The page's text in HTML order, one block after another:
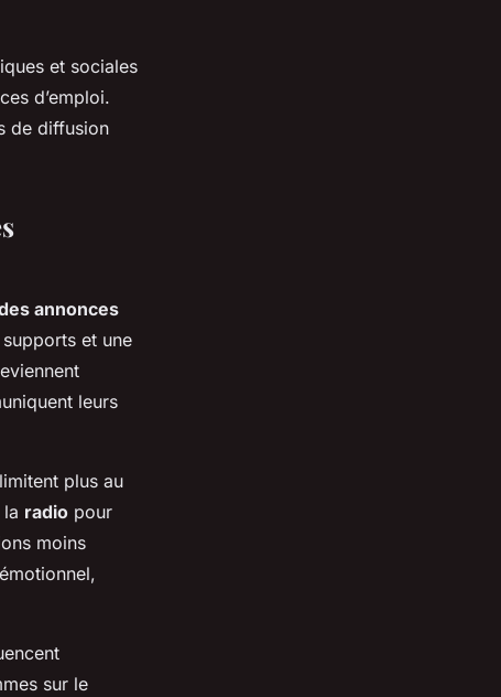
et sociales
d’emploi.
de diffusion
annonces
et une
leurs
plus au
radio pour
moins
sur le